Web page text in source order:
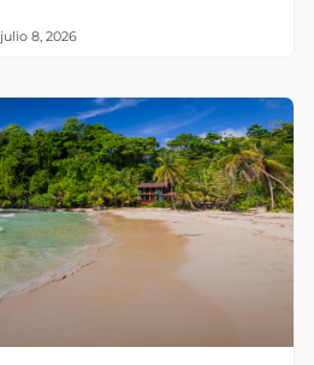
julio 8, 2026